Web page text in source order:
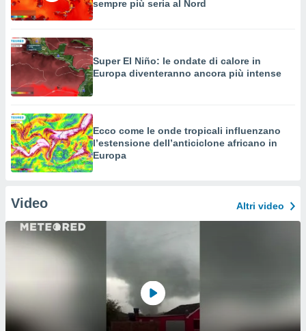
sempre più seria al Nord
Super El Niño: le ondate di calore in
Europa diventeranno ancora più intense
Ecco come le onde tropicali influenzano
l’estensione dell’anticiclone africano in
Europa
Video Altri video